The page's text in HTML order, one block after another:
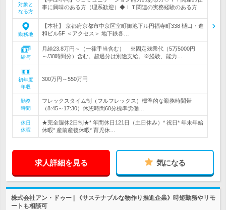
対象と
なる方
事に興味のある方（理系歓迎）◆ＩＴ関連の実務経験のある方
勤務地
【本社】 京都府京都市中京区室町御池下ル円福寺町338 樋口・進
和ビル5F ＜アクセス＞ 地下鉄各…
給与
月給23.8万円～（一律手当含む） ※固定残業代（5万5000円
～/30時間分）含む。超過分は別途支給。※経験、能力…
初年度
年収
300万円～550万円
勤務
時間
フレックスタイム制（フルフレックス）標準的な勤務時間帯
（8:45～17:30）休憩時間60分標準労働…
休日
休暇
★完全週休2日制★* 年間休日121日（土日休み）* 祝日* 年末年始
休暇* 産前産後休暇* 育児休…
求人詳細を見る 気になる
株式会社アン・ドゥー | 《サステナブルな物作り推進企業》時短勤務やリモ
ートも相談可